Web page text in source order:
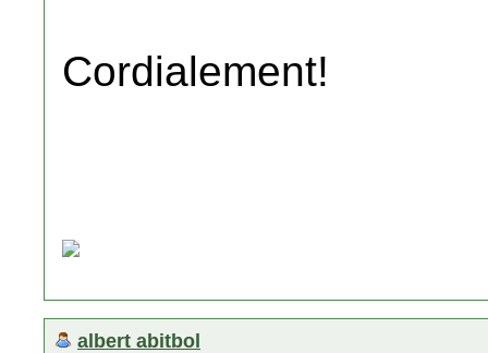
Cordialement!
albert abitbol